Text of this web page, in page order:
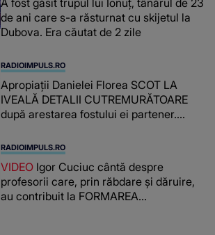
de ani care s-a răsturnat cu skijetul la
Dubova. Era căutat de 2 zile
RADIOIMPULS.RO
Apropiații Danielei Florea SCOT LA
IVEALĂ DETALII CUTREMURĂTOARE
după arestarea fostului ei partener.
românca ucisă în Italia și ascunsă în
lada unui pat: " Îmi pare rău că nu am
reușit să fac mai mult pentru ea și..."
RADIOIMPULS.RO
VIDEO Igor Cuciuc cântă despre
profesorii care, prin răbdare și dăruire,
au contribuit la FORMAREA